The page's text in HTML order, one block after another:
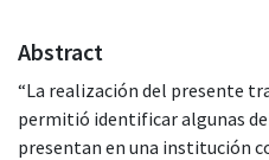
Abstract
“La realización del presente
permitió identificar algunas
presentan en una institución